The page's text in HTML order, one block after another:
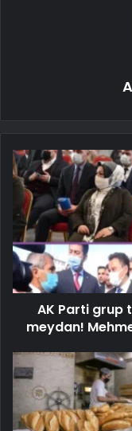
AK Parti grup
meydan!